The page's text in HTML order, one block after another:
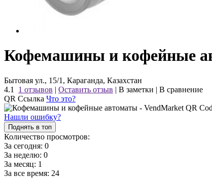
Кофемашины и кофейные
Бытовая ул., 15/1, Караганда, Казахстан
4.1
1 отзывов | Оставить отзыв | В заметки | В сравнение
QR Ссылка Что это?
Нашли ошибку?
Поднять в топ
Количество просмотров:
За сегодня: 0
За неделю: 0
За месяц: 1
За все время: 24